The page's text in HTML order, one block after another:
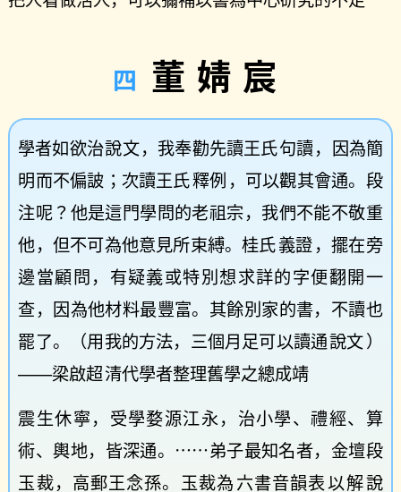
董婧宸
學者如欲治說文，我奉勸先讀王氏句讀，因為簡
明而不偏詖；次讀王氏釋例 ，可以觀其會通。段
注呢？他是這門學問的老祖宗，我們不能不敬重
他，但不可為他意見所束縛。桂氏義證，擺在旁
邊當顧問，有疑義或特別想求詳的字便翻開一
查，因為他材料最豐富。其餘別家的書，不讀也
罷了。（用我的方法，三個月足可以讀通說文）
——梁啟超清代學者整理舊學之總成靖
震生休寧，受學婺源江永，治小學、禮經、算
術、輿地，皆深通。⋯⋯弟子最知名者，金壇段
玉裁，高郵王念孫。玉裁為六書音韻表以解說